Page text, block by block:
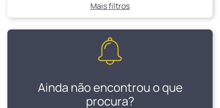
Mais filtros
Ainda não encontrou o que
procura?